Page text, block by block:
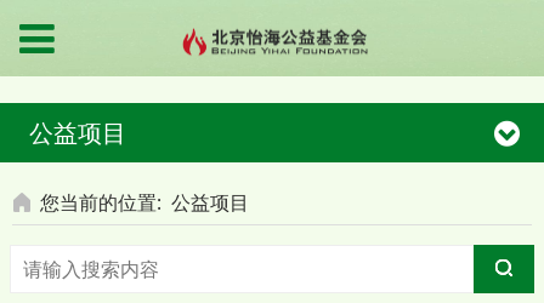
公益项目
您当前的位置: 公益项目